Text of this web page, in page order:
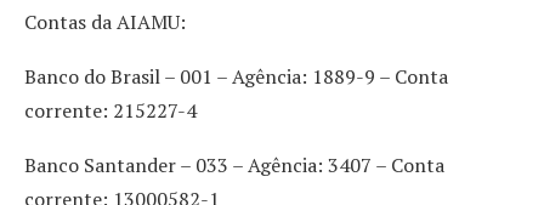
Contas da AIAMU:
Banco do Brasil – 001 – Agência: 1889-9 – Conta
corrente: 215227-4
Banco Santander – 033 – Agência: 3407 – Conta
corrente: 13000582-1